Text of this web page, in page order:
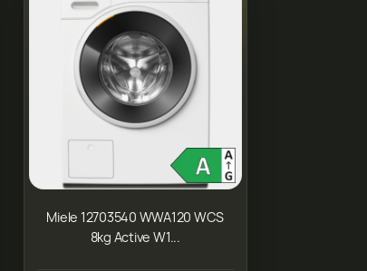
Miele 12703540 WWA120 WCS
8kg Active W1...